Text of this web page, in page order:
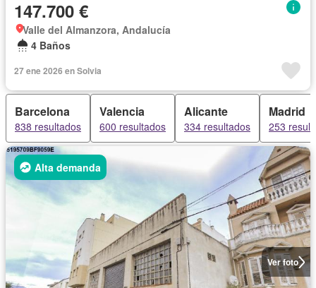
147.700 €
Valle del Almanzora, Andalucía
4 Baños
27 ene 2026 en Solvia
Barcelona
838 resultados
Valencia
600 resultados
Alicante
334 resultados
Madrid
253
Ver foto
Alta demanda